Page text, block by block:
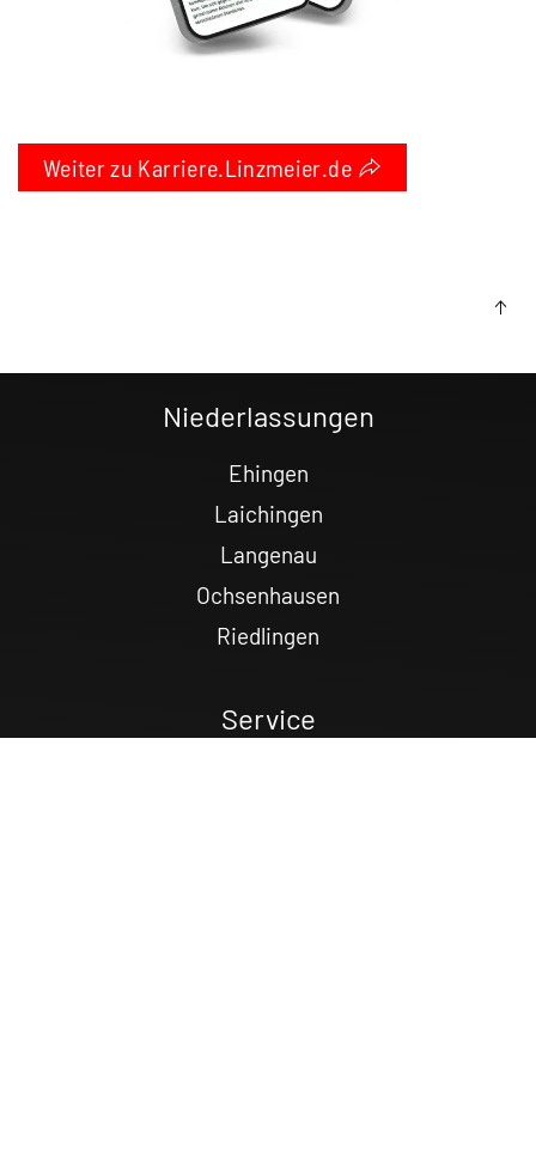
Weiter zu Karriere.Linzmeier.de
Niederlassungen
Ehingen
Laichingen
Langenau
Ochsenhausen
Riedlingen
Service